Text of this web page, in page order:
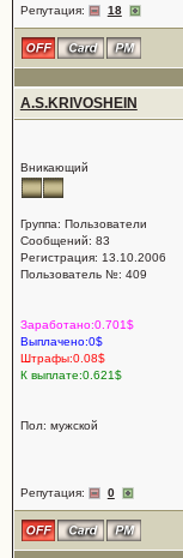
Репутация: 18
A.S.KRIVOSHEIN
Вникающий
Группа: Пользователи
Сообщений: 83
Регистрация: 13.10.2006
Пользователь №: 409
Заработано:0.701$
Выплачено:0$
Штрафы:0.08$
К выплате:0.621$
Пол: мужской
Репутация: 0